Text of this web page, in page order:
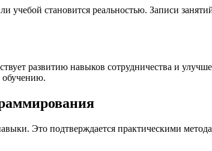
становится реальностью. Записи
развитию навыков сотрудничества и
обучению.
Это подтверждается практическими